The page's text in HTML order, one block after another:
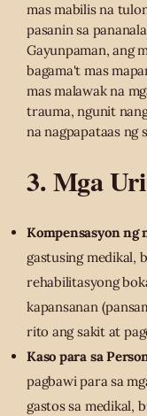
mas mabilis na
pasanin sa
Gayunpaman, ang
bagama't mas
mas malawak na
trauma, ngunit
na nagpapataas ng
3. Mga
Kompensasyon ng
gastusing medikal,
rehabilitasyong
kapansanan
rito ang sakit at
Kaso para sa
pagbawi para sa
gastos sa medikal,